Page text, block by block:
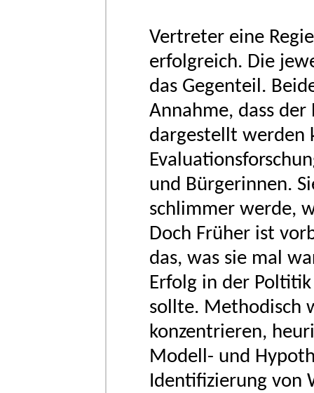
Vertreter eine
erfolgreich. Die
das Gegenteil.
Annahme, dass
dargestellt werden
und Bürgerinnen.
schlimmer werde,
Doch Früher ist
das, was sie mal
Erfolg in der
sollte. Methodisch
konzentrieren,
Modell- und
Identifizierung von